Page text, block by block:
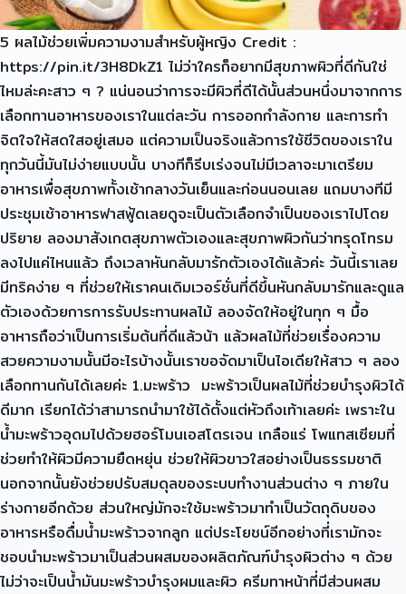
5 ผลไม้ช่วยเพิ่มความงามสำหรับผู้หญิง Credit :
https://pin.it/3H8DkZ1 ไม่ว่าใครก็อยากมีสุขภาพผิวที่ดีกันใช่
ไหมล่ะคะสาว ๆ ? แน่นอนว่าการจะมีผิวที่ดีได้นั้นส่วนหนึ่งมาจากการ
เลือกทานอาหารของเราในแต่ละวัน การออกกำลังกาย และการทำ
จิตใจให้สดใสอยู่เสมอ แต่ความเป็นจริงแล้วการใช้ชีวิตของเราใน
ทุกวันนี้มันไม่ง่ายแบบนั้น บางทีก็รีบเร่งจนไม่มีเวลาจะมาเตรียม
อาหารเพื่อสุขภาพทั้งเช้ากลางวันเย็นและก่อนนอนเลย แถมบางทีมี
ประชุมเช้าอาหารฟาสฟู้ดเลยดูจะเป็นตัวเลือกจำเป็นของเราไปโดย
ปริยาย ลองมาสังเกตสุขภาพตัวเองและสุขภาพผิวกันว่าทรุดโทรม
ลงไปแค่ไหนแล้ว ถึงเวลาหันกลับมารักตัวเองได้แล้วค่ะ วันนี้เราเลย
มีทริคง่าย ๆ ที่ช่วยให้เราคนเดิมเวอร์ชั่นที่ดีขึ้นหันกลับมารักและดูแล
ตัวเองด้วยการการรับประทานผลไม้ ลองจัดให้อยู่ในทุก ๆ มื้อ
อาหารถือว่าเป็นการเริ่มต้นที่ดีแล้วน้า แล้วผลไม้ที่ช่วยเรื่องความ
สวยความงามนั้นมีอะไรบ้างนั้นเราขอจัดมาเป็นไอเดียให้สาว ๆ ลอง
เลือกทานกันได้เลยค่ะ 1.มะพร้าว มะพร้าวเป็นผลไม้ที่ช่วยบำรุงผิวได้
ดีมาก เรียกได้ว่าสามารถนำมาใช้ได้ตั้งแต่หัวถึงเท้าเลยค่ะ เพราะใน
น้ำมะพร้าวอุดมไปด้วยฮอร์โมนเอสโตรเจน เกลือแร่ โพแทสเซียมที่
ช่วยทำให้ผิวมีความยืดหยุ่น ช่วยให้ผิวขาวใสอย่างเป็นธรรมชาติ
นอกจากนั้นยังช่วยปรับสมดุลของระบบทำงานส่วนต่าง ๆ ภายใน
ร่างกายอีกด้วย ส่วนใหญ่มักจะใช้มะพร้าวมาทำเป็นวัตถุดิบของ
อาหารหรือดื่มน้ำมะพร้าวจากลูก แต่ประโยชน์อีกอย่างที่เรามักจะ
ชอบนำมะพร้าวมาเป็นส่วนผสมของผลิตภัณฑ์บำรุงผิวต่าง ๆ ด้วย
ไม่ว่าจะเป็นน้ำมันมะพร้าวบำรุงผมและผิว ครีมทาหน้าที่มีส่วนผสม